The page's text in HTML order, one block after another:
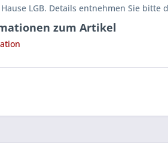
LGB. Details entnehmen Sie
zum Artikel